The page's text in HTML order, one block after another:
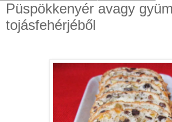
Püspökkenyér avagy
tojásfehérjéből